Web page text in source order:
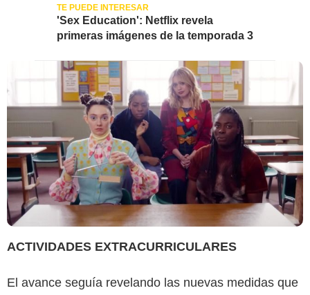
'Sex Education': Netflix revela
primeras imágenes de la temporada 3
ACTIVIDADES EXTRACURRICULARES
El avance seguía revelando las nuevas medidas que